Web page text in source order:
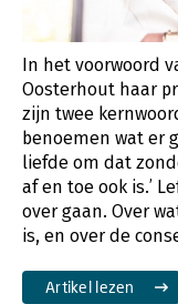
In het voorwoord
Oosterhout haar
zijn twee
benoemen wat er
liefde om dat
af en toe ook is.’
over gaan. Over
is, en over de
Artikel lezen